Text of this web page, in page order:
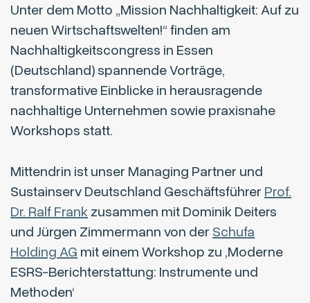
Unter dem Motto „Mission Nachhaltigkeit: Auf zu
neuen Wirtschaftswelten!“ finden am
Nachhaltigkeitscongress in Essen
(Deutschland) spannende Vorträge,
transformative Einblicke in herausragende
nachhaltige Unternehmen sowie praxisnahe
Workshops statt.
Mittendrin ist unser Managing Partner und
Sustainserv Deutschland Geschäftsführer Prof.
Dr. Ralf Frankzusammen mit Dominik Deiters
und Jürgen Zimmermann von der Schufa
Holding AG mit einem Workshop zu ‚Moderne
ESRS-Berichterstattung: Instrumente und
Methoden‘